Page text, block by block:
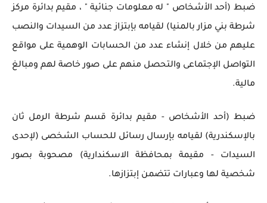
ضبط (أحد الأشخاص " له معلومات جنائية " ، مقيم بدائرة مركز
شرطة بني مزار بالمنيا) لقيامه بإبتزاز عدد من السيدات والنصب
عليهم من خلال إنشاء عدد من الحسابات الوهمية على مواقع
التواصل الإجتماعى والتحصل منهم على صور خاصة لهم ومبالغ
مالية.
ضبط (أحد الأشخاص - مقيم بدائرة قسم شرطة الرمل ثان
بالإسكندرية) لقيامه بإرسال رسائل للحساب الشخصى (لإحدى
السيدات - مقيمة بمحافظة الاسكندارية) مصحوبة بصور
شخصية لها وعبارات تتضمن إبتزازها.